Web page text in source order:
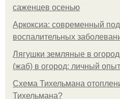
саженцев осенью
Аркоксиа: современный
воспалительных
Лягушки земляные в
(жаб) в огород: личный опыт
Схема Тихельмана
Тихельмана?